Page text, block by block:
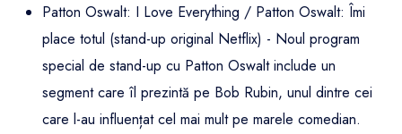
Patton Oswalt: I Love Everything / Patton Oswalt: Îmi
place totul (stand-up original Netflix) - Noul program
special de stand-up cu Patton Oswalt include un
segment care îl prezintă pe Bob Rubin, unul dintre cei
care l-au influențat cel mai mult pe marele comedian.